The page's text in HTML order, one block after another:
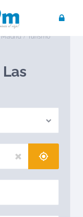
rural en
Madrid
Turismo
Las